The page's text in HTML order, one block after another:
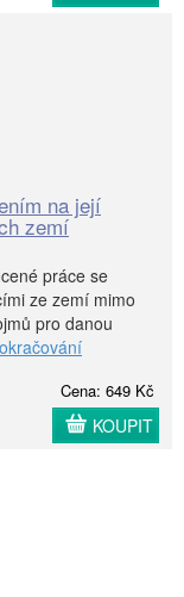
na její
zemí
práce se
ze zemí mimo
pro danou
Cena: 649 Kč
KOUPIT